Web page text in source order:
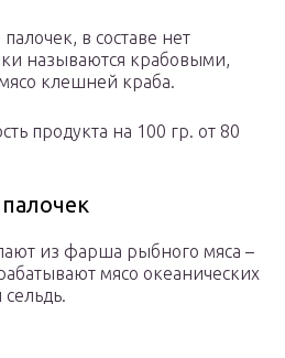
в составе нет
называются крабовыми,
клешней краба.
продукта на 100 гр. от 80
из фарша рыбного мяса –
мясо океанических